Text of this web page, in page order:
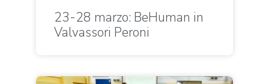
23-28 marzo: BeHuman in
Valvassori Peroni